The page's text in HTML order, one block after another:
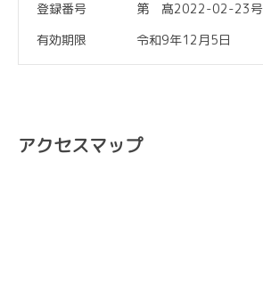
登録番号
第 髙2022-02-23号
有効期限
令和9年12月5日
アクセスマップ